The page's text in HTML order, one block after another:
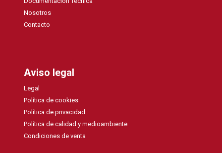
Nosotros
Contacto
Aviso legal
Legal
Política de cookies
Política de privacidad
Política de calidad y medioambiente
Condiciones de venta